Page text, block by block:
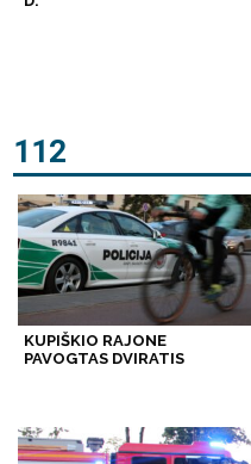
112
KUPIŠKIO RAJONE
PAVOGTAS DVIRATIS